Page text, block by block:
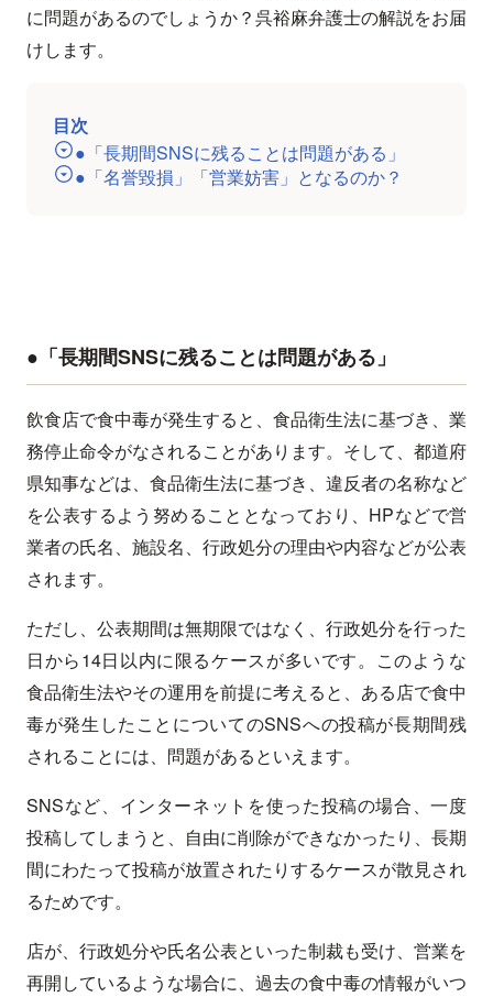
に問題があるのでしょうか？呉裕麻弁護士の解説をお届
けします。
目次
●「長期間SNSに残ることは問題がある」
●「名誉毀損」「営業妨害」となるのか？
●「長期間SNSに残ることは問題がある」
飲食店で食中毒が発生すると、食品衛生法に基づき、業
務停止命令がなされることがあります。そして、都道府
県知事などは、食品衛生法に基づき、違反者の名称など
を公表するよう努めることとなっており、HPなどで営
業者の氏名、施設名、行政処分の理由や内容などが公表
されます。
ただし、公表期間は無期限ではなく、行政処分を行った
日から14日以内に限るケースが多いです。このような
食品衛生法やその運用を前提に考えると、ある店で食中
毒が発生したことについてのSNSへの投稿が長期間残
されることには、問題があるといえます。
SNSなど、インターネットを使った投稿の場合、一度
投稿してしまうと、自由に削除ができなかったり、長期
間にわたって投稿が放置されたりするケースが散見され
るためです。
店が、行政処分や氏名公表といった制裁も受け、営業を
再開しているような場合に、過去の食中毒の情報がいつ